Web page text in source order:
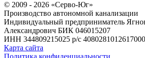
© 2009 - 2026 «Серво-Юг»
Производство автономной канализации
Индивидуальный предприниматель
Александрович БИК 046015207
ИНН 344809215025 р/с
Карта сайта
Политика конфиденциальности